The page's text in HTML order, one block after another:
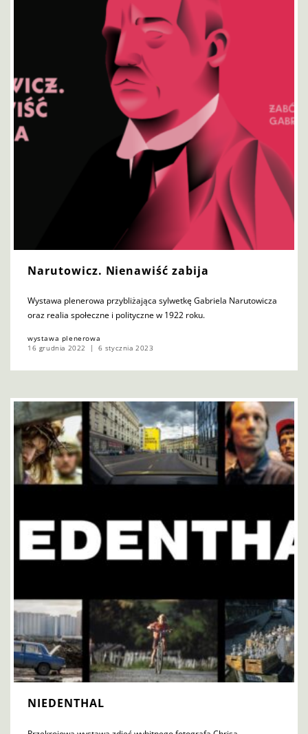
Narutowicz. Nienawiść zabija
Wystawa plenerowa przybliżająca sylwetkę Gabriela Narutowicza
oraz realia społeczne i polityczne w 1922 roku.
wystawa plenerowa
16 grudnia 2022
6 stycznia 2023
NIEDENTHAL